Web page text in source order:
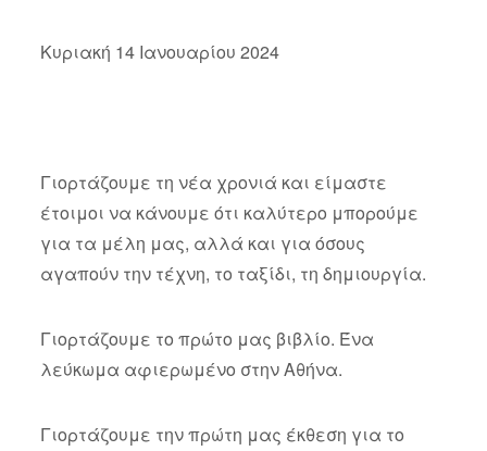
Κυριακή 14 Ιανουαρίου 2024
Γιορτάζουμε τη νέα χρονιά και είμαστε
έτοιμοι να κάνουμε ότι καλύτερο μπορούμε
για τα μέλη μας, αλλά και για όσους
αγαπούν την τέχνη, το ταξίδι, τη δημιουργία.
Γιορτάζουμε το πρώτο μας βιβλίο. Ένα
λεύκωμα αφιερωμένο στην Αθήνα.
Γιορτάζουμε την πρώτη μας έκθεση για το